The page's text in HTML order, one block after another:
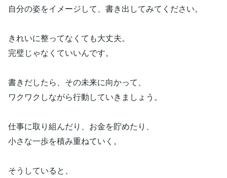
自分の姿をイメージして、書き出してみてください。
きれいに整ってなくても大丈夫。
完璧じゃなくていいんです。
書きだしたら、その未来に向かって、
ワクワクしながら行動していきましょう。
仕事に取り組んだり、お金を貯めたり、
小さな一歩を積み重ねていく。
そうしていると、